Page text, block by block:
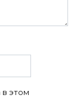
в этом